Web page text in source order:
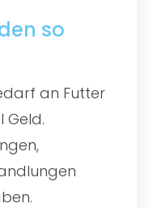
so
an Futter
Geld.